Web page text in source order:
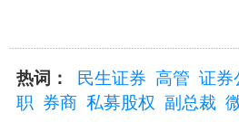
热词： 民生证券 高管 证券
职 券商 私募股权 副总裁